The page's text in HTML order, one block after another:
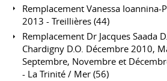
Remplacement Vanessa Ioannina-
2013 - Treillières (44)
Remplacement Dr Jacques Saada
Chardigny D.O. Décembre 2010,
Septembre, Novembre et
- La Trinité / Mer (56)